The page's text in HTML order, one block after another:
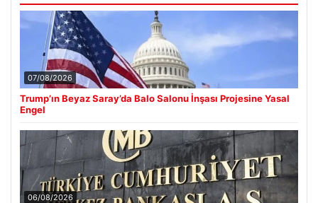
07/08/2026
Trump’ın Beyaz Saray’da Balo Salonu İnşası Projesine Yasal
Engel
06/08/2026